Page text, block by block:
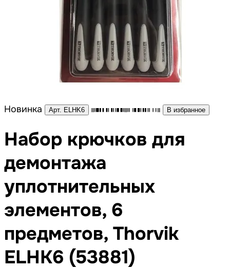
Новинка Арт. ELHK6 В избранное
Набор крючков для
демонтажа
уплотнительных
элементов, 6
предметов, Thorvik
ELHK6 (53881)